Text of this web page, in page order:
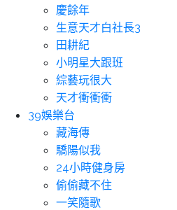
慶餘年
生意天才白社長3
田耕紀
小明星大跟班
綜藝玩很大
天才衝衝衝
39娛樂台
藏海傳
驕陽似我
24小時健身房
偷偷藏不住
一笑隨歌